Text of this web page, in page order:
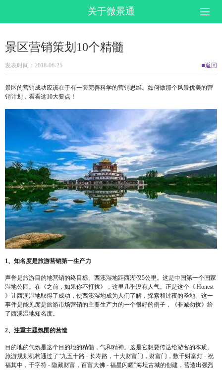
关于微景通
景区营销策划10个精髓
发表时间：2018-06-25 ≡返回
景区的营销成功应该在于有一套完善科学的营销思维。如何做那个风景优美的营
销计划，看看这10大要点！
1、知名度是旅游营销第一生产力
声誉是旅游目的地营销的终目标。西溪湿地距西湖仅5公里。这是中国第一个国家
湿地公园。在《之前，如果你不打扰》，这里几乎没有人气。正是这个《 Honest
》让西溪湿地取得了成功，使西溪湿地成为人们了解，探索和过夜的圣地。这一
事件是能见度是旅游市场营销的主要生产力的一个很好的例子，《非诚勿扰》给
了西溪湿地知名度。
2、注重主题氛围的营造
目的地的气氛是这个目的地的精髓，气和精神。这是它想要传达给游客的本质。
旅游规划机构通过了“九五十路 - 长寿路，十大财富门，财富门，数千财富灯 - 祝
福其中，千字符 - 隐藏财富，百富大佛 - 福星闪耀”海坛古城的创建，营造出强烈